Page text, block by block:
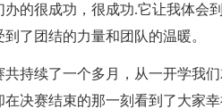
办的很成功，很成功.它让我体会
了团结的力量和团队的温暖。
共持续了一个多月，从一开学我
决赛结束的那一刻看到了大家